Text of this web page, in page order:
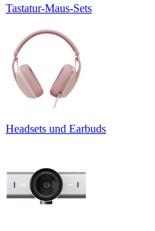
Tastatur-Maus-Sets
Headsets und Earbuds